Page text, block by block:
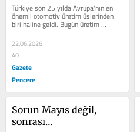
Türkiye son 25 yılda Avrupa'nın en
önemli otomotiv üretim üslerinden
biri haline geldi. Bugün üretim
kapasitemiz 2,3 milyon adede...
22.06.2026
40
Gazete
Pencere
Sorun Mayıs değil,
sonrası…